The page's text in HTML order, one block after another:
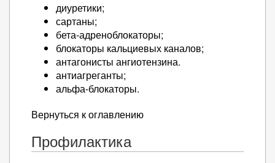
диуретики;
сартаны;
бета-адреноблокаторы;
блокаторы кальциевых каналов;
антагонисты ангиотензина.
антиагреганты;
альфа-блокаторы.
Вернуться к оглавлению
Профилактика